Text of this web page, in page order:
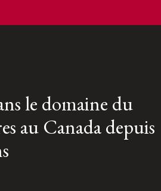
le domaine du
au Canada depuis